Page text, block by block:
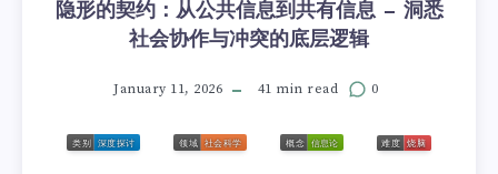
隐形的契约：从公共信息到共有信息 — 洞悉
社会协作与冲突的底层逻辑
January 11, 2026 41 min read 0